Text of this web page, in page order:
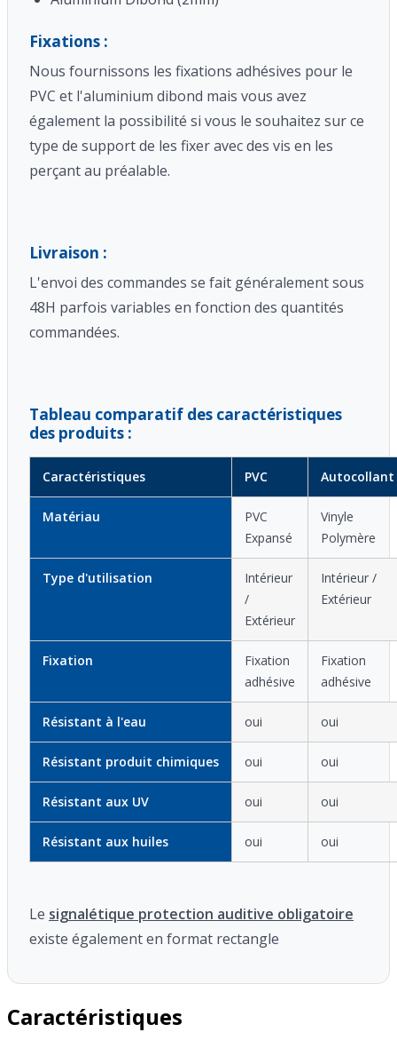
Fixations :
Nous fournissons les fixations adhésives pour le
PVC et l'aluminium dibond mais vous avez
également la possibilité si vous le souhaitez sur ce
type de support de les fixer avec des vis en les
perçant au préalable.
Livraison :
L'envoi des commandes se fait généralement sous
48H parfois variables en fonction des quantités
commandées.
Tableau comparatif des caractéristiques
des produits :
Caractéristiques PVC Autocollant
Matériau
PVC
Expansé
Vinyle
Polymère
Type d'utilisation
Intérieur
/
Extérieur
Intérieur /
Extérieur
Fixation
Fixation
adhésive
Fixation
adhésive
Résistant à l'eau oui oui
Résistant produit chimiques oui oui
Résistant aux UV oui oui
Résistant aux huiles oui oui
Le signalétique protection auditive obligatoire
existe également en format rectangle
Caractéristiques